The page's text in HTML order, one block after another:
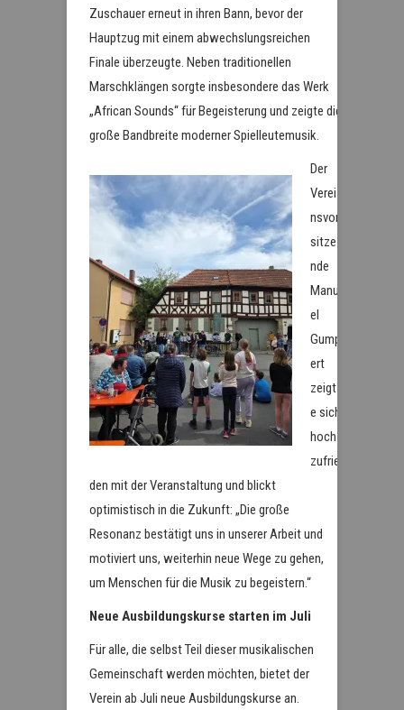
Zuschauer erneut in ihren Bann, bevor der
Hauptzug mit einem abwechslungsreichen
Finale überzeugte. Neben traditionellen
Marschklängen sorgte insbesondere das Werk
„African Sounds“ für Begeisterung und zeigte die
große Bandbreite moderner Spielleutemusik.
Der
Verei
nsvor
sitze
nde
Manu
el
Gump
ert
zeigt
e sich
hoch
zufrie
den mit der Veranstaltung und blickt
optimistisch in die Zukunft: „Die große
Resonanz bestätigt uns in unserer Arbeit und
motiviert uns, weiterhin neue Wege zu gehen,
um Menschen für die Musik zu begeistern.“
Neue Ausbildungskurse starten im Juli
Für alle, die selbst Teil dieser musikalischen
Gemeinschaft werden möchten, bietet der
Verein ab Juli neue Ausbildungskurse an.